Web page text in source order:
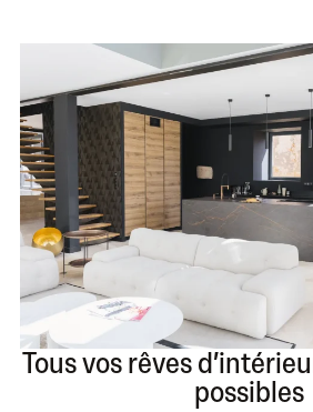
Tous vos rêves
possibles